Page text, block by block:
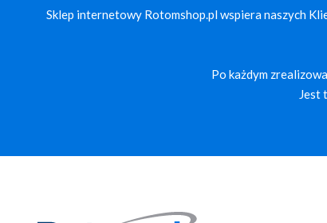
Sklep internetowy Rotomshop.pl wspiera naszych
Po każdym
Jest